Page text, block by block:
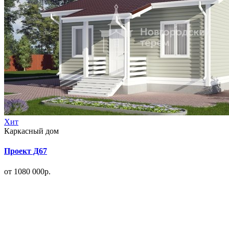
Хит
Каркасный дом
Проект Д67
от 1080 000р.